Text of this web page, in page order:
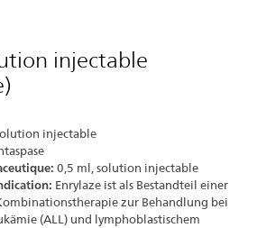
injectable
injectable
0,5 ml, solution injectable
Enrylaze ist als Bestandteil einer
zur Behandlung bei
(ALL) und lymphoblastischem